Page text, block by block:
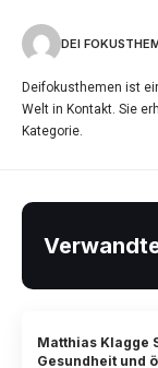
DEI
Deifokusthemen ist
Welt in Kontakt. Sie
Kategorie.
Matthias Klagge
Gesundheit und